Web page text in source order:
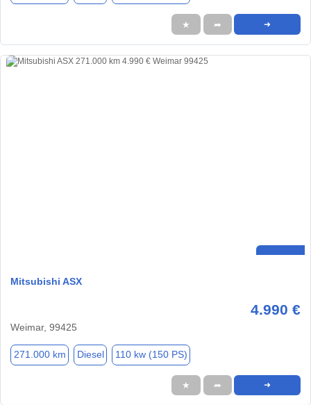
★ ➦ ➜
Mitsubishi ASX
4.990 €
Weimar, 99425
271.000 km Diesel 110 kw (150 PS)
★ ➦ ➜